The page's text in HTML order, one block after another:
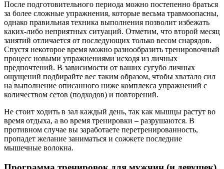
После подготовительного периода можно постепенно браться
за более сложные упражнения, которые весьма травмоопасны,
однако правильная техника выполнения позволит избежать
каких-либо неприятных ситуаций. Отметим, что второй месяц
занятий отличается от последующих только весом снарядов.
Спустя некоторое время можно разнообразить тренировочный
процесс новыми упражнениями исходя из личных
предпочтений. В зависимости от ваших сугубо личных
ощущений подбирайте вес таким образом, чтобы хватало сил
на выполнение описанного ниже комплекса упражнений с
количеством сетов (подходов) и повторений.
Не стоит ходить в зал каждый день, так как мышцы растут во
время отдыха, а во время тренировки – разрушаются. В
противном случае вы заработаете перетренированность,
пропадет желание заниматься и сожжете последние
мышечные волокна.